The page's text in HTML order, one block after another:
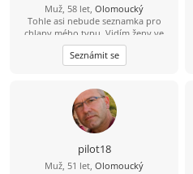
Muž, 58 let, Olomoucký
Tohle asi nebude seznamka pro
chlapy mého typu. Vidím ženy ve
věku 50-55 let co hledají vysoké
partnery od 180cma o 10-15 let
mladší než jsou samy. Připadá mi to,
realitního agenta co nabízí
vybydlený byt na periferii městyse s
představou prodejce,o cenové
úrovni bytu v centru krajského
města. Přeji hodně štěstí .... Tohle
neplatí pro všechny, jsou zde i
sympatické výjimky...????
Seznámit se
pilot18
Muž, 51 let, Olomoucký